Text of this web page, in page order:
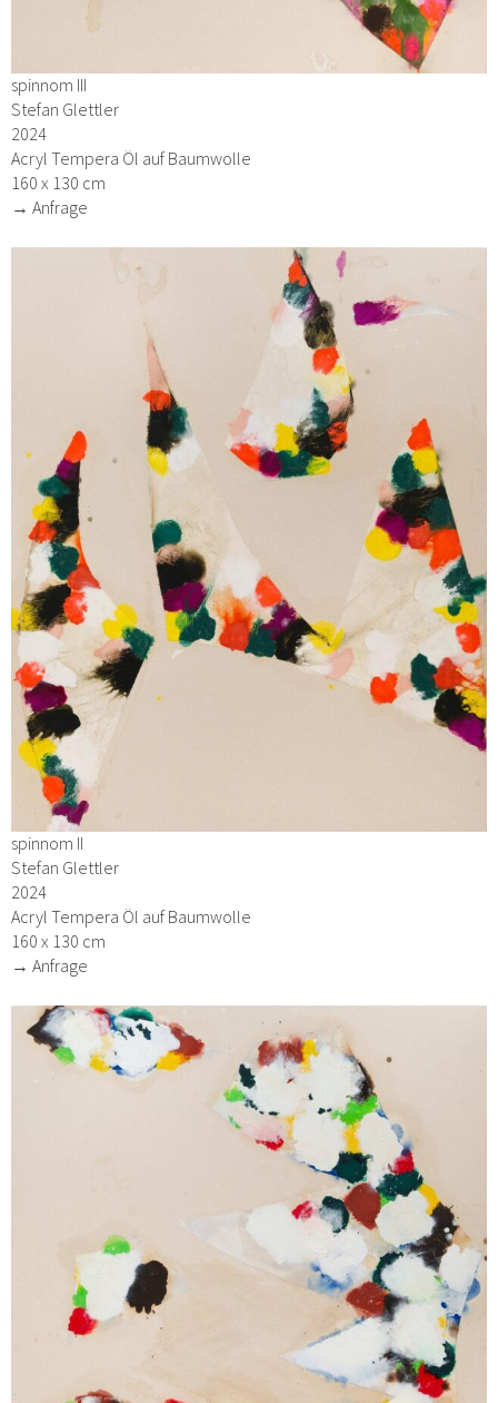
spinnom III
Stefan Glettler
2024
Acryl Tempera Öl auf Baumwolle
160 x 130 cm
→ Anfrage
spinnom II
Stefan Glettler
2024
Acryl Tempera Öl auf Baumwolle
160 x 130 cm
→ Anfrage